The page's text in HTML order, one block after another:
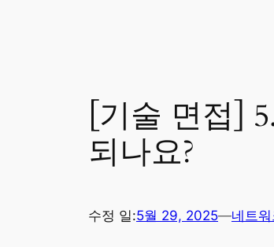
[기술 면접]
되나요?
수정 일:5월 29, 2025—네트워